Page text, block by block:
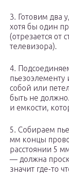
3. Готовим два
хотя бы один
(отрезается от
телевизора).
4.
собой или
быть не
и емкости,
5. Собираем
мм концы
расстоянии 5
— должна
значит где-то